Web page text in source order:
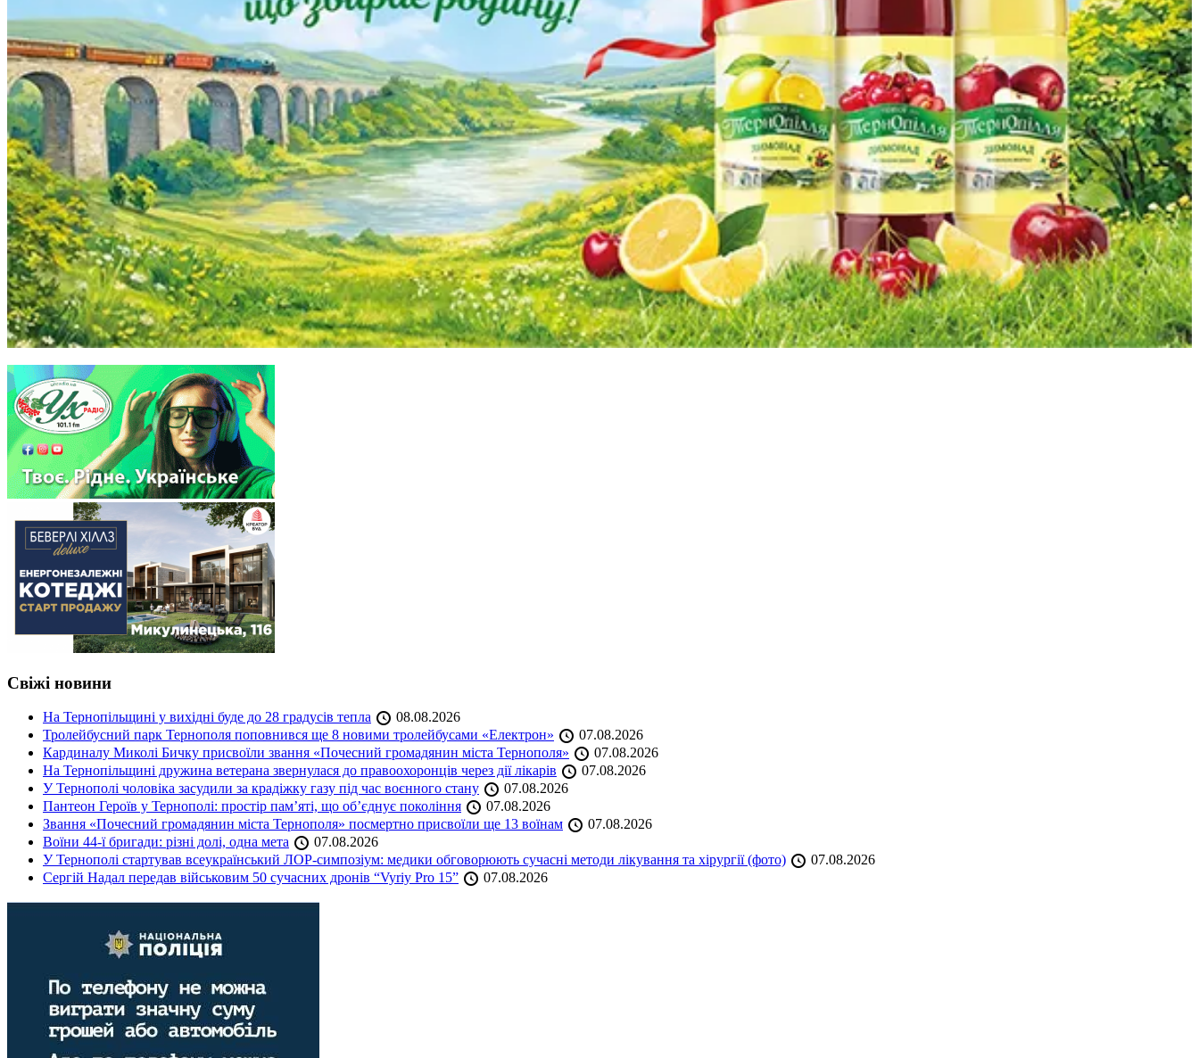
Свіжі новини
На Тернопільщині у вихідні буде до 28 градусів тепла
08.08.2026
Тролейбусний парк Тернополя поповнився ще 8 новими тролейбусами «Електрон»
07.08.2026
Кардиналу Миколі Бичку присвоїли звання «Почесний громадянин міста Тернополя»
07.08.2026
На Тернопільщині дружина ветерана звернулася до правоохоронців через дії лікарів
07.08.2026
У Тернополі чоловіка засудили за крадіжку газу під час воєнного стану
07.08.2026
Пантеон Героїв у Тернополі: простір пам’яті, що об’єднує покоління
07.08.2026
Звання «Почесний громадянин міста Тернополя» посмертно присвоїли ще 13 воїнам
07.08.2026
Воїни 44-ї бригади: різні долі, одна мета
07.08.2026
У Тернополі стартував всеукраїнський ЛОР-симпозіум: медики обговорюють сучасні методи лікування та хірургії (фото)
07.08.2026
Сергій Надал передав військовим 50 сучасних дронів “Vyriy Pro 15”
07.08.2026